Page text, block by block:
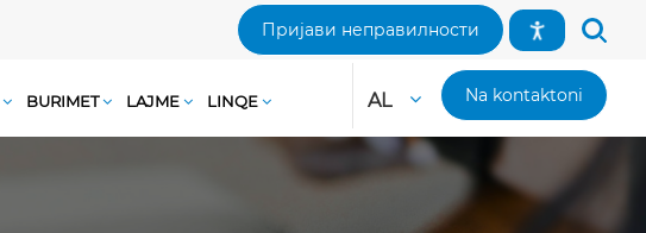
Пријави неправилности
BURIMET LAJME LINQE AL Na kontaktoni